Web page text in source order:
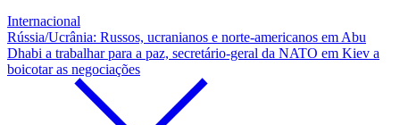
Internacional
Rússia/Ucrânia: Russos, ucranianos e norte-americanos em Abu
Dhabi a trabalhar para a paz, secretário-geral da NATO em Kiev a
boicotar as negociações